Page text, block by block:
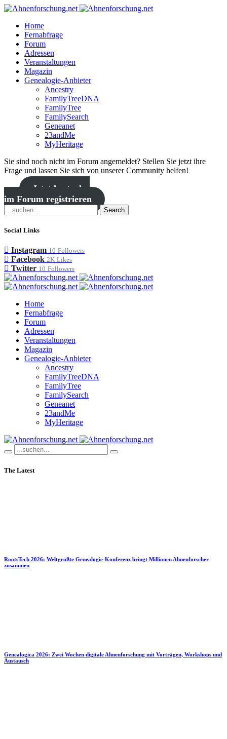
Home
Fernabfrage
Forum
Adressen
Veranstaltungen
Magazin
Genealogie-Anbieter
Ancestry
FamilyTreeDNA
FamilyTree
FamilySearch
Geneanet
23andMe
MyHeritage
Sie sind noch nicht im Forum angemeldet? Stellen Sie jetzt ihre
Frage und lassen Sie sich von unserer Community helfen!
Jetzt kostenlos
im Forum registrieren
Search
Social Links
Instagram 10 Followers
Facebook 2K Likes
Twitter 10 Followers
Home
Fernabfrage
Forum
Adressen
Veranstaltungen
Magazin
Genealogie-Anbieter
Ancestry
FamilyTreeDNA
FamilyTree
FamilySearch
Geneanet
23andMe
MyHeritage
The Latest
RootsTech 2026: Weltgrößte Genealogie-Konferenz bringt Millionen Ahnenforscher
zusammen
Genealogica 2026: Zwei Wochen digitale Ahnenforschung mit Vorträgen, Workshops und
Austausch